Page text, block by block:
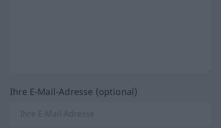
Ihre E-Mail-Adresse (optional)